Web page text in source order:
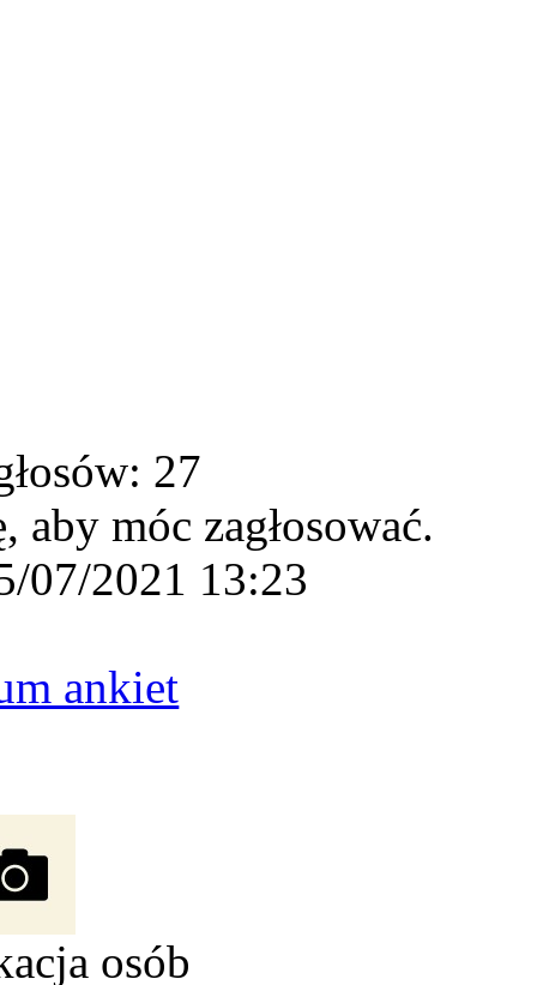
27
aby móc zagłosować.
07/2021 13:23
ankiet
osób